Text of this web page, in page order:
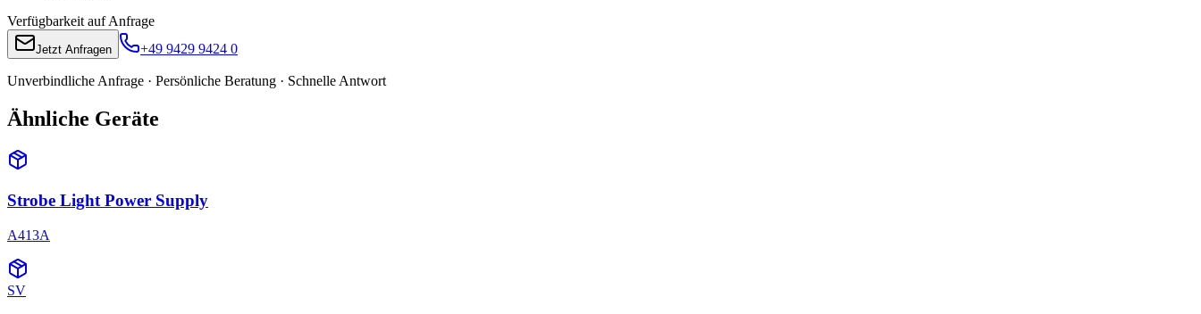
Verfügbarkeit auf Anfrage
Jetzt Anfragen +49 9429 9424 0
Unverbindliche Anfrage · Persönliche Beratung · Schnelle Antwort
Ähnliche Geräte
Strobe Light Power Supply
A413A
SV